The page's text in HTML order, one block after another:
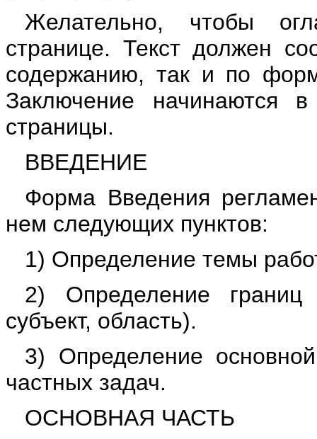
Желательно, чтобы
странице. Текст должен
содержанию, так и по
Заключение начинаются
страницы.
ВВЕДЕНИЕ
Форма Введения
нем следующих пунктов:
1) Определение темы
2) Определение границ
субъект, область).
3) Определение
частных задач.
ОСНОВНАЯ ЧАСТЬ